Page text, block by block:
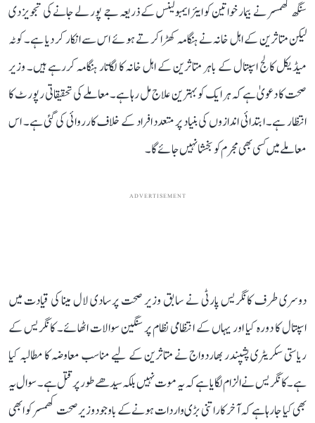
سنگھ کھمسر نے بیمار خواتین کو ایئر ایمبولینس کے ذریعہ جے پور لے جانے کی تجویز دی
لیکن متاثرین کے اہل خانہ نے ہنگامہ کھڑا کر تے ہوئے اس سے انکار کر دیا ہے۔ کوٹہ
میڈیکل کالج اسپتال کے باہر متاثرین کے اہل خانہ کا لگاتار ہنگامہ کررہے ہیں۔ وزیر
صحت کا دعویٰ ہے کہ ہر ایک کو بہترین علاج مل رہا ہے۔ معاملے کی تحقیقاتی رپورٹ کا
انتظار ہے۔ ابتدائی اندازوں کی بنیاد پر متعدد افراد کے خلاف کارروائی کی گئی ہے۔ اس
معاملے میں کسی بھی مجرم کو بخشا نہیں جائے گا۔
ADVERTISEMENT
دوسری طرف کانگریس پارٹی نے سابق وزیر صحت پرسادی لال مینا کی قیادت میں
اسپتال کا دورہ کیا اور یہاں کے انتظامی نظام پر سنگین سوالات اٹھائے۔ کانگریس کے
ریاستی سکریٹری پشپندر بھاردواج نے متاثرین کے لیے مناسب معاوضہ کا مطالبہ کیا
ہے۔ کانگریس نے الزام لگایا ہے کہ یہ موت نہیں بلکہ سیدھے طور پر قتل ہے۔ سوال یہ
بھی کیا جارہا ہے کہ آخر کار اتنی بڑی واردات ہونے کے باوجود وزیرصحت کھمسر کو ابھی